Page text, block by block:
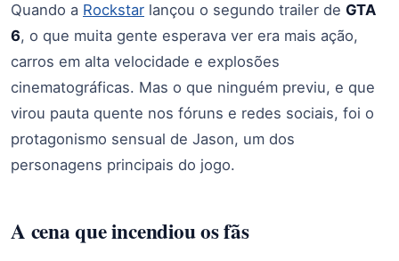
Quando a Rockstar lançou o segundo trailer de GTA
6, o que muita gente esperava ver era mais ação,
carros em alta velocidade e explosões
cinematográficas. Mas o que ninguém previu, e que
virou pauta quente nos fóruns e redes sociais, foi o
protagonismo sensual de Jason, um dos
personagens principais do jogo.
A cena que incendiou os fãs